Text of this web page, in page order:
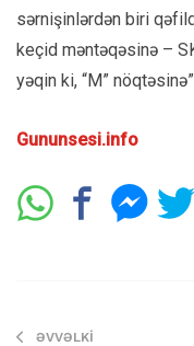
sərnişinlərdən biri
keçid məntəqəsinə –
yəqin ki, “M”
Gununsesi.info
ƏVVƏLKI